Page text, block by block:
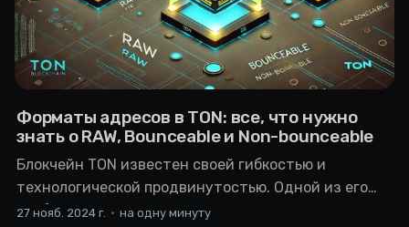
Форматы адресов в TON: все, что нужно
знать о RAW, Bounceable и Non-bounceable
Блокчейн TON известен своей гибкостью и
технологической продвинутостью. Одной из его
особенностей является использование адресов,
27 нояб. 2024 г. • на одну минуту